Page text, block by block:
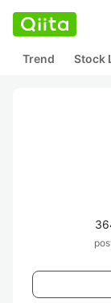
Trend Stock